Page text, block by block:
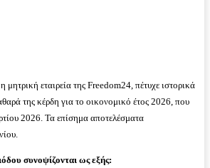
, η μητρική εταιρεία της Freedom24, πέτυχε ιστορικά
της κέρδη για το οικονομικό έτος 2026, που
2026. Τα επίσημα αποτελέσματα
συνοψίζονται ως εξής: